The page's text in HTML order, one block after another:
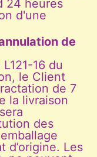
24 heures
d'une
de
16 du
le Client
de 7
la livraison
des
d’origine. Les